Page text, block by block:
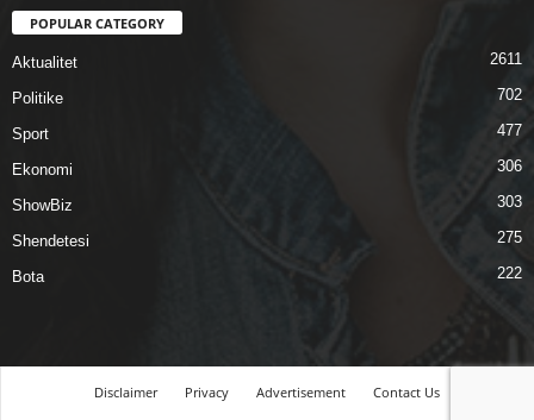
POPULAR CATEGORY
Aktualitet 2611
Politike 702
Sport 477
Ekonomi 306
ShowBiz 303
Shendetesi 275
Bota 222
Disclaimer Privacy Advertisement
Contact Us